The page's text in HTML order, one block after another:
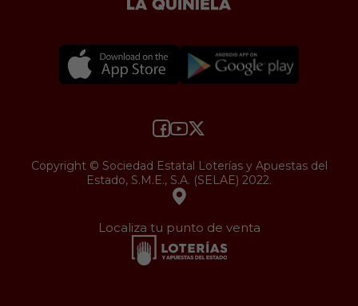
Copyright © Sociedad Estatal Loterías y Apuestas del
Estado, S.M.E., S.A. (SELAE) 2022.
Localiza tu punto de venta